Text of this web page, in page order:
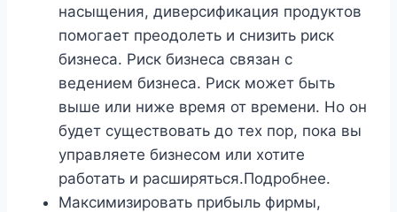
насыщения, диверсификация продуктов
помогает преодолеть и снизить риск
бизнеса. Риск бизнеса связан с
ведением бизнеса. Риск может быть
выше или ниже время от времени. Но он
будет существовать до тех пор, пока вы
управляете бизнесом или хотите
работать и расширяться.Подробнее.
Максимизировать прибыль фирмы,